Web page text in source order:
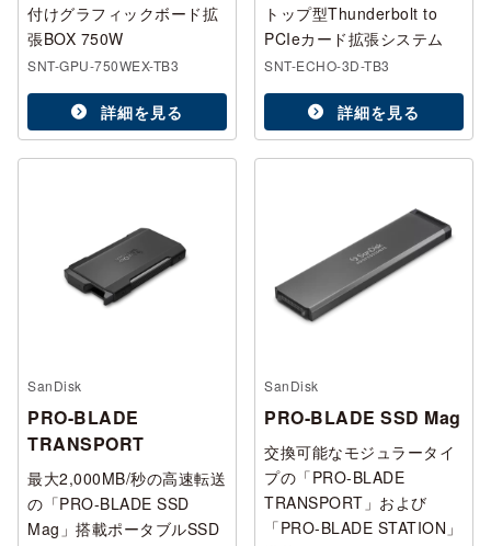
付けグラフィックボード拡
張BOX 750W
SNT-GPU-750WEX-TB3
詳細を見る
トップ型Thunderbolt to
PCIeカード拡張システム
SNT-ECHO-3D-TB3
詳細を見る
SanDisk
PRO-BLADE
TRANSPORT
最大2,000MB/秒の高速転送
の「PRO-BLADE SSD
Mag」搭載ポータブルSSD
SanDisk
PRO-BLADE SSD Mag
交換可能なモジュラータイ
プの「PRO-BLADE
TRANSPORT」および
「PRO-BLADE STATION」